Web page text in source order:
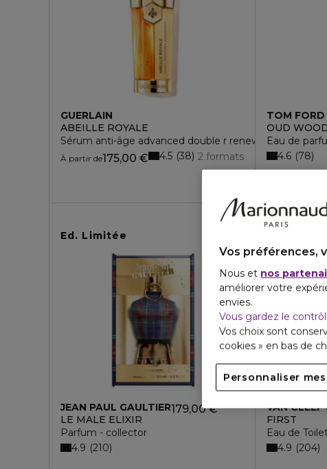
GUERLAIN
ABEILLE ROYALE
Sérum anti-âge advanced double r renew & repair
À partir de175,00 € 2 formats
4.5 38
TOM FORD
OUD
Eau de
4.6 78
Ed. Limitée
JEAN PAUL GAULTIER
LE MALE ELIXIR
Parfum - collector
179,00 €
4.9 210
VAN CLEEF
FIRST
Eau de
4.9 204
Vos préférences,
Nous et nos
améliorer votre
envies.
Vous gardez le
Vos choix sont
cookies » en bas de
Personnaliser